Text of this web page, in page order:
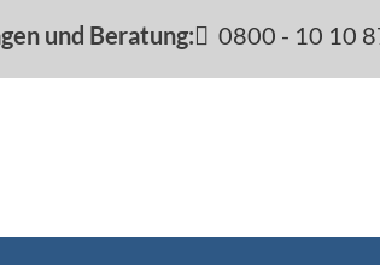
und Beratung: 0800 - 10 10